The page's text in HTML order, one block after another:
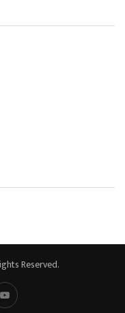
Reserved.